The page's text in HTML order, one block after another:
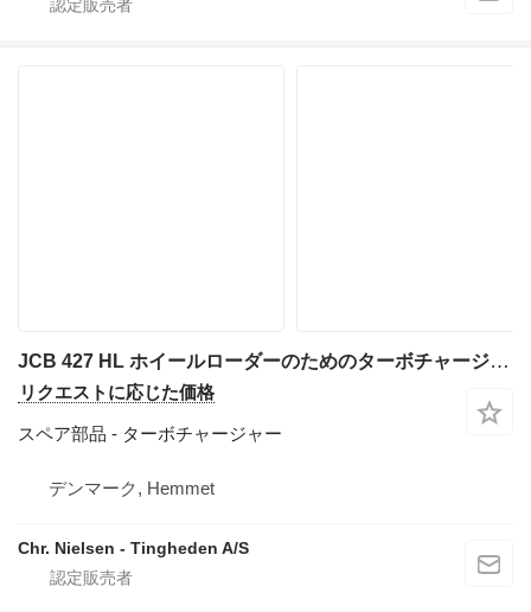
JCB 427 HL ホイールローダーのためのターボチャージャー
リクエストに応じた価格
スペア部品 - ターボチャージャー
デンマーク, Hemmet
Chr. Nielsen - Tingheden A/S